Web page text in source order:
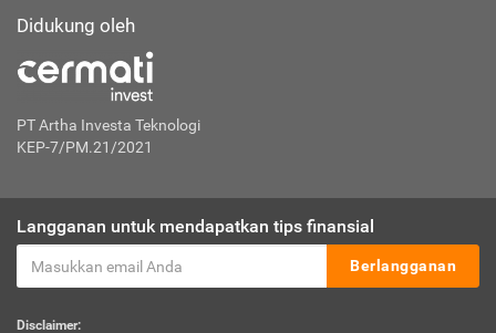
Didukung oleh
PT Artha Investa Teknologi
KEP-7/PM.21/2021
Langganan untuk mendapatkan tips finansial
Berlangganan
Disclaimer: